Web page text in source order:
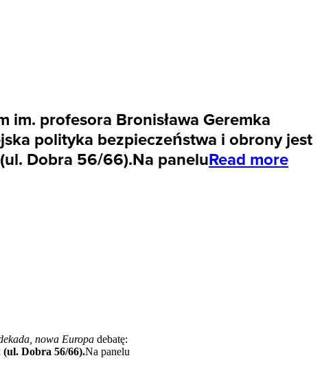
im. profesora Bronisława Geremka
polityka bezpieczeństwa i obrony jest
Dobra 56/66).Na paneluRead more
nowa Europa debatę:
(ul. Dobra 56/66).Na panelu